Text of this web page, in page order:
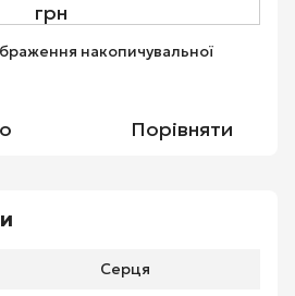
грн
накопичувальної
Порівняти
Серця